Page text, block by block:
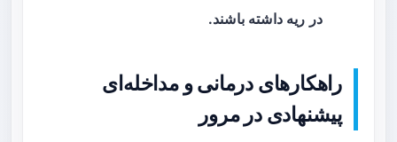
در ریه داشته باشند.
راهکارهای درمانی و مداخله‌ای
پیشنهادی در مرور